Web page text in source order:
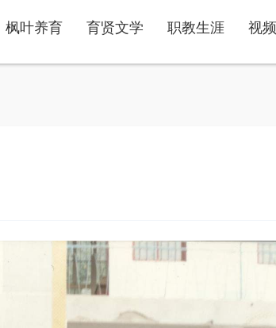
枫叶养育 育贤文学 职教生涯 视